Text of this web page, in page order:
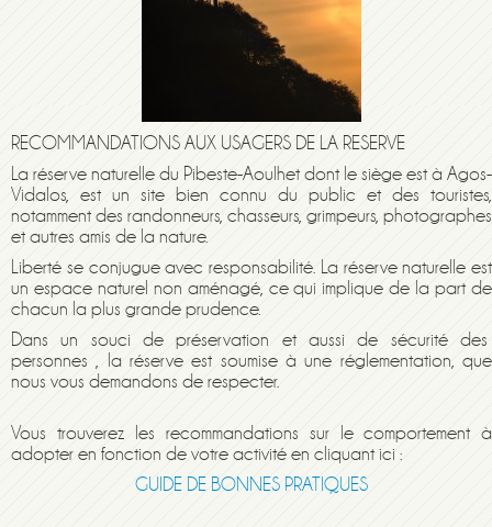
RECOMMANDATIONS AUX USAGERS DE LA RESERVE
La réserve naturelle du Pibeste-Aoulhet dont le siège est à Agos-
Vidalos, est un site bien connu du public et des touristes,
notamment des randonneurs, chasseurs, grimpeurs, photographes
et autres amis de la nature.
Liberté se conjugue avec responsabilité. La réserve naturelle est
un espace naturel non aménagé, ce qui implique de la part de
chacun la plus grande prudence.
Dans un souci de préservation et aussi de sécurité des
personnes , la réserve est soumise à une réglementation, que
nous vous demandons de respecter.
Vous trouverez les recommandations sur le comportement à
adopter en fonction de votre activité en cliquant ici :
GUIDE DE BONNES PRATIQUES
Maison de la famille itinerante